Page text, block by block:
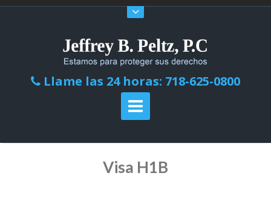
Llame las 24 horas: 718-625-0800
Visa H1B